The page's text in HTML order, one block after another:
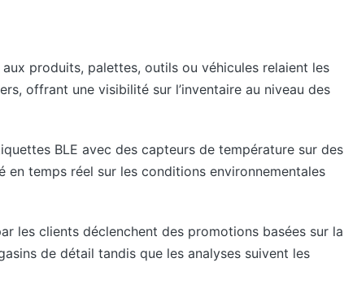
produits, palettes, outils ou véhicules relaient les
offrant une visibilité sur l’inventaire au niveau des
BLE avec des capteurs de température sur des
temps réel sur les conditions environnementales
les clients déclenchent des promotions basées sur la
de détail tandis que les analyses suivent les